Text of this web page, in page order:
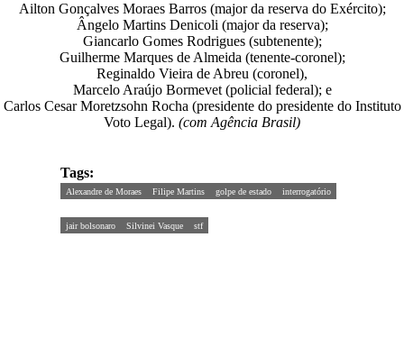
Ailton Gonçalves Moraes Barros (major da reserva do Exército);
Ângelo Martins Denicoli (major da reserva);
Giancarlo Gomes Rodrigues (subtenente);
Guilherme Marques de Almeida (tenente-coronel);
Reginaldo Vieira de Abreu (coronel),
Marcelo Araújo Bormevet (policial federal); e
Carlos Cesar Moretzsohn Rocha (presidente do presidente do Instituto
Voto Legal). (com Agência Brasil)
Tags:
Alexandre de Moraes Filipe Martins golpe de estado interrogatório
jair bolsonaro Silvinei Vasque stf